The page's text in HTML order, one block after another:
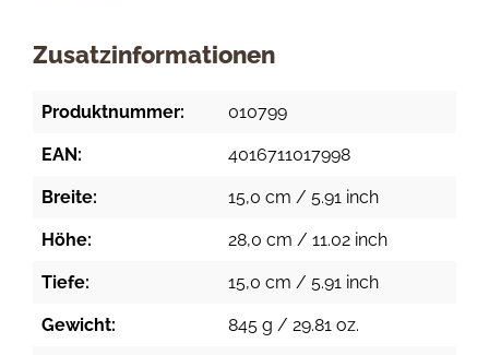
Zusatzinformationen
Produktnummer: 010799
EAN: 4016711017998
Breite: 15,0 cm / 5.91 inch
Höhe: 28,0 cm / 11.02 inch
Tiefe: 15,0 cm / 5.91 inch
Gewicht: 845 g / 29.81 oz.